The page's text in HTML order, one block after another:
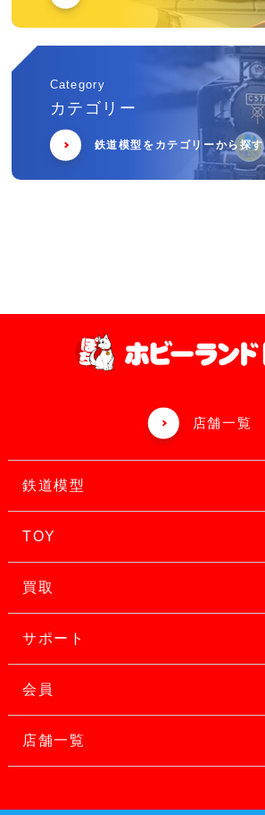
Category
カテゴリー
鉄道模型をカテゴリーから探す
店舗一覧
鉄道模型
TOY
買取
サポート
会員
店舗一覧